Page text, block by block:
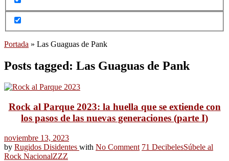
Portada » Las Guaguas de Pank
Posts tagged: Las Guaguas de Pank
Rock al Parque 2023: la huella que se extiende con
los pasos de las nuevas generaciones (parte I)
noviembre 13, 2023
by Rugidos Disidentes with No Comment 71 DecibelesSúbele al
Rock NacionalZZZ